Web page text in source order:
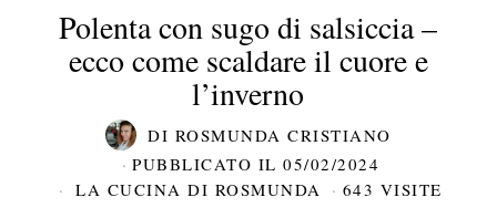
Polenta con sugo di salsiccia –
ecco come scaldare il cuore e
l’inverno
DI ROSMUNDA CRISTIANO
PUBBLICATO IL 05/02/2024
LA CUCINA DI ROSMUNDA
643 VISITE